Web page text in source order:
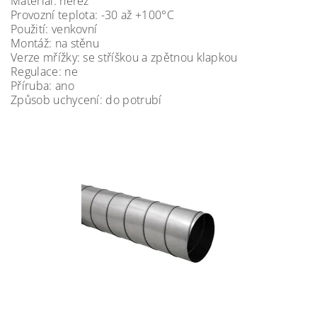
Provozní teplota: -30 až +100°C
Použití: venkovní
Montáž: na stěnu
Verze mřížky: se stříškou a zpětnou klapkou
Regulace: ne
Příruba: ano
Způsob uchycení: do potrubí